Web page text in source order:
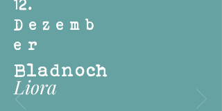
12.
Dezemb
er
Bladnoch
Liora